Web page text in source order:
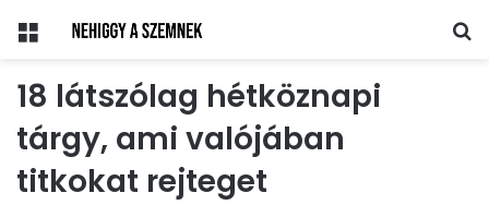
Menü
18 látszólag hétköznapi
tárgy, ami valójában
titkokat rejteget